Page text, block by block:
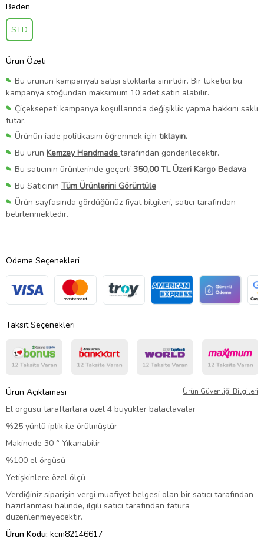
Beden
STD
Ürün Özeti
Bu ürünün kampanyalı satışı stoklarla sınırlıdır. Bir tüketici bu
kampanya stoğundan maksimum 10 adet satın alabilir.
Çiçeksepeti kampanya koşullarında değişiklik yapma hakkını saklı
tutar.
Ürünün iade politikasını öğrenmek için tıklayın.
Bu ürün Kemzey Handmade tarafından gönderilecektir.
Bu satıcının ürünlerinde geçerli 350,00 TL Üzeri Kargo Bedava
Bu Satıcının Tüm Ürünlerini Görüntüle
Ürün sayfasında gördüğünüz fiyat bilgileri, satıcı tarafından
belirlenmektedir.
Ödeme Seçenekleri
Taksit Seçenekleri
Ürün Açıklaması Ürün Güvenliği Bilgileri
El örgüsü taraftarlara özel 4 büyükler balaclavalar
%25 yünlü iplik ile örülmüştür
Makinede 30 ° Yıkanabilir
%100 el örgüsü
Yetişkinlere özel ölçü
Verdiğiniz siparişin vergi muafiyet belgesi olan bir satıcı tarafından
hazırlanması halinde, ilgili satıcı tarafından fatura
düzenlenmeyecektir.
Ürün Kodu: kcm82146617